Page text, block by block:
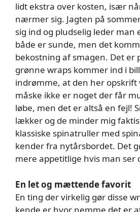
lidt ekstra over kosten, især
nærmer sig. Jagten på
sig ind og pludselig leder
både er sunde, men det
bekostning af smagen. Det er
grønne wraps kommer ind i
indrømme, at den her opskrift
måske ikke er noget der får
løbe, men det er altså en fejl!
lækker og de minder mig
klassiske spinatruller med
kender fra nytårsbordet. Det
mere appetitlige hvis man ser
En let og mættende favorit
En ting der virkelig gør disse
kende er hvor nemme det er